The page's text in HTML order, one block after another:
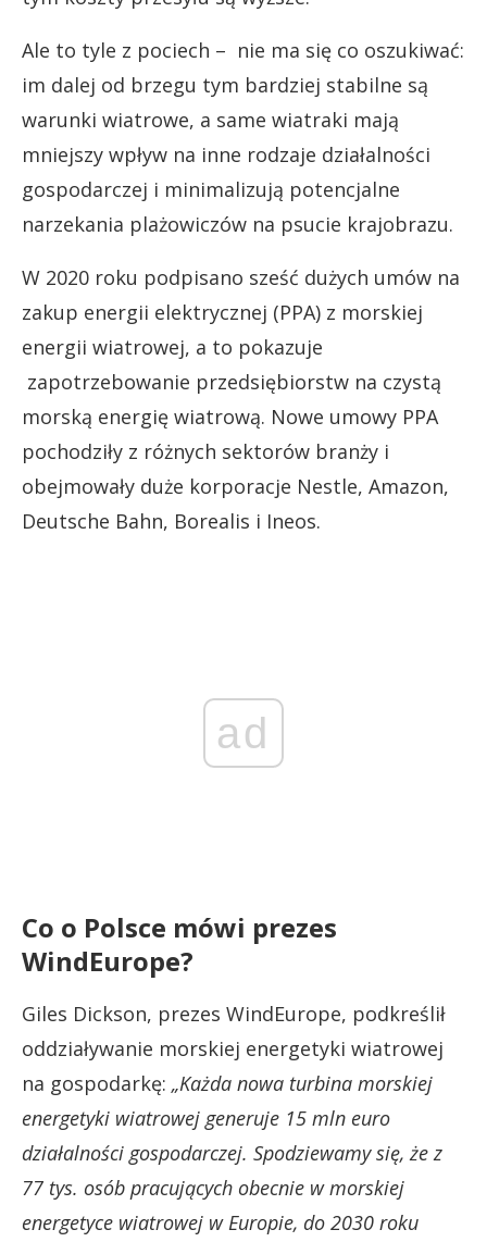
Ale to tyle z pociech – nie ma się co oszukiwać:
im dalej od brzegu tym bardziej stabilne są
warunki wiatrowe, a same wiatraki mają
mniejszy wpływ na inne rodzaje działalności
gospodarczej i minimalizują potencjalne
narzekania plażowiczów na psucie krajobrazu.
W 2020 roku podpisano sześć dużych umów na
zakup energii elektrycznej (PPA) z morskiej
energii wiatrowej, a to pokazuje
zapotrzebowanie przedsiębiorstw na czystą
morską energię wiatrową. Nowe umowy PPA
pochodziły z różnych sektorów branży i
obejmowały duże korporacje Nestle, Amazon,
Deutsche Bahn, Borealis i Ineos.
ad
Co o Polsce mówi prezes
WindEurope?
Giles Dickson, prezes WindEurope, podkreślił
oddziaływanie morskiej energetyki wiatrowej
na gospodarkę: „Każda nowa turbina morskiej
energetyki wiatrowej generuje 15 mln euro
działalności gospodarczej. Spodziewamy się, że z
77 tys. osób pracujących obecnie w morskiej
energetyce wiatrowej w Europie, do 2030 roku